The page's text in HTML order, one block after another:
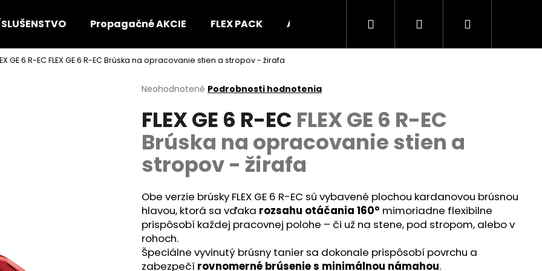
Propagačné AKCIE FLEX PACK AKU Stroje UHLOVÉ BRÚSKY
Hľadať PrihlásenieNákupný
GE 6 R-EC FLEX GE 6 R-EC Brúska na opracovanie stien a stropov - žirafa
Priemerné
produktu
je
0,0
5
hviezdičiek.
Neohodnotené Podrobnosti hodnotenia
FLEX GE 6 R-EC FLEX GE 6 R-EC
Brúska na opracovanie stien a
stropov - žirafa
Obe verzie brúsky FLEX GE 6 R-EC sú vybavené plochou kardanovou brúsnou
hlavou, ktorá sa vďaka rozsahu otáčania 160° mimoriadne flexibilne
prispôsobí každej pracovnej polohe – či už na stene, pod stropom, alebo v
rohoch.
Špeciálne vyvinutý brúsny tanier sa dokonale prispôsobí povrchu a
zabezpečí rovnomerné brúsenie s minimálnou námahou.
Čo potrebujete nájsť?
HĽADAŤ